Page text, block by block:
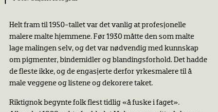
Helt fram til 1950-tallet var det vanlig at profesjonelle
malere malte hjemmene. Før 1930 måtte den som malte
lage malingen selv, og det var nødvendig med kunnskap
om pigmenter, bindemidler og blandingsforhold. Det hadde
de fleste ikke, og de engasjerte derfor yrkesmalere til å
male veggene og listene og dekorere taket.
Riktignok begynte folk flest tidlig «å fuske i faget».